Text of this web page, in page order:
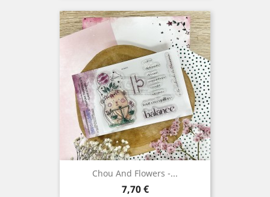
Chou And Flowers -...
Prix
7,70 €